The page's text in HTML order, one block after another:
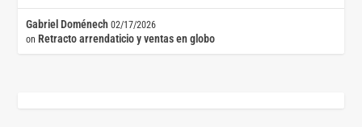
Gabriel Doménech 02/17/2026
on Retracto arrendaticio y ventas en globo